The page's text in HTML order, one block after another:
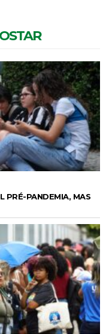
PRÉ-PANDEMIA, MAS